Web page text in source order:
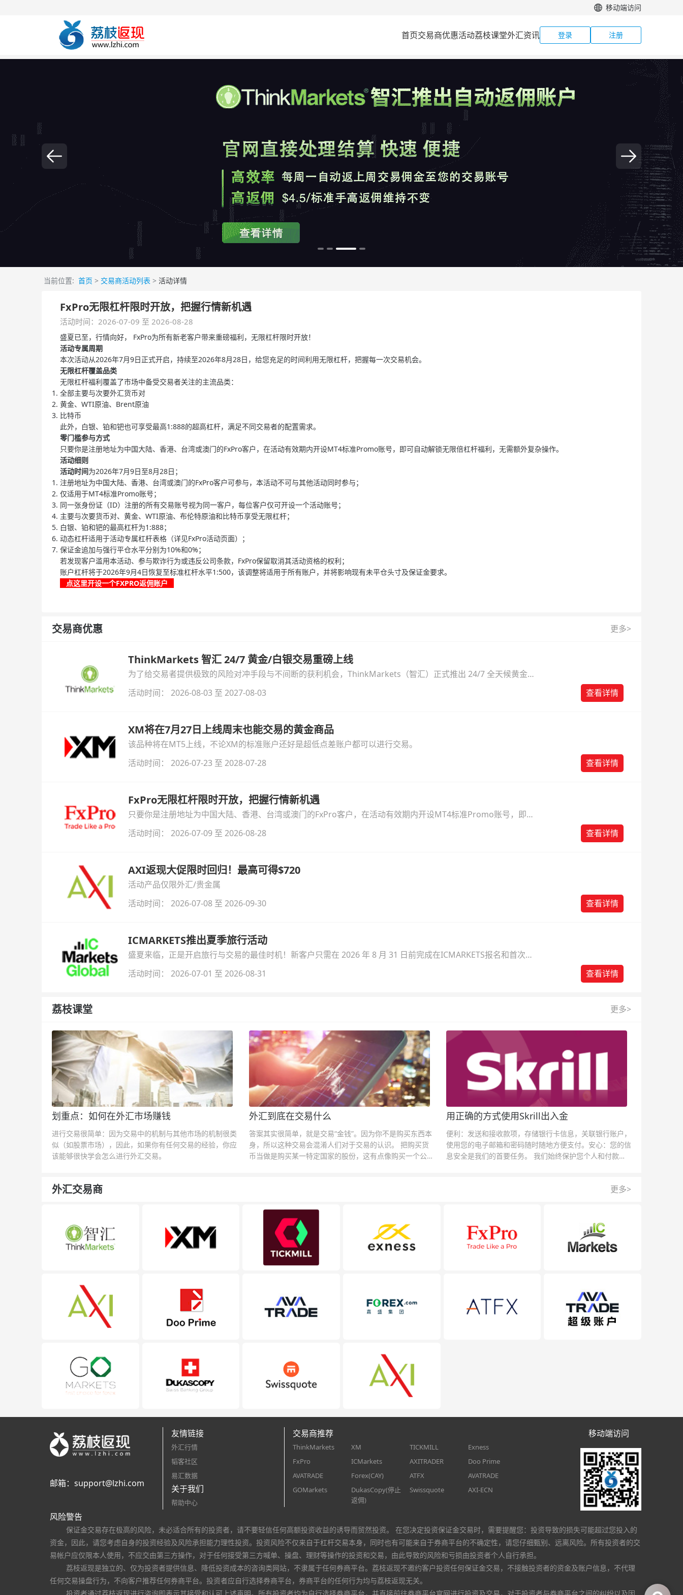
移动端访问
首页交易商优惠活动荔枝课堂外汇资讯 登录 注册
当前位置: 首页 > 交易商活动列表 > 活动详情
FxPro无限杠杆限时开放，把握行情新机遇
活动时间：2026-07-09 至 2026-08-28
盛夏已至，行情向好， FxPro为所有新老客户带来重磅福利，无限杠杆限时开放！
活动专属周期
本次活动从2026年7月9日正式开启，持续至2026年8月28日，给您充足的时间利用无限杠杆，把握每一次交易机会。
无限杠杆覆盖品类
无限杠杆福利覆盖了市场中备受交易者关注的主流品类：
全部主要与次要外汇货币对
黄金、WTI原油、Brent原油
比特币
此外，白银、铂和钯也可享受最高1:888的超高杠杆，满足不同交易者的配置需求。
零门槛参与方式
只要你是注册地址为中国大陆、香港、台湾或澳门的FxPro客户，在活动有效期内开设MT4标准Promo账号，即可自动解锁无限倍杠杆福利，无需额外复杂操作。
活动细则
活动时间为2026年7月9日至8月28日；
注册地址为中国大陆、香港、台湾或澳门的FxPro客户可参与，本活动不可与其他活动同时参与；
仅适用于MT4标准Promo账号；
同一张身份证（ID）注册的所有交易账号视为同一客户，每位客户仅可开设一个活动账号；
主要与次要货币对、黄金、WTI原油、布伦特原油和比特币享受无限杠杆；
白银、铂和钯的最高杠杆为1:888；
动态杠杆适用于活动专属杠杆表格（详见FxPro活动页面）；
保证金追加与强行平仓水平分别为10%和0%；
若发现客户滥用本活动、参与欺诈行为或违反公司条款，FxPro保留取消其活动资格的权利；
账户杠杆将于2026年9月4日恢复至标准杠杆水平1:500，该调整将适用于所有账户，并将影响现有未平仓头寸及保证金要求。
点这里开设一个FXPRO返佣账户
交易商优惠 更多>
ThinkMarkets 智汇 24/7 黄金/白银交易重磅上线
为了给交易者提供极致的风险对冲手段与不间断的获利机会，ThinkMarkets（智汇）正式推出 24/7 全天候黄金
与白银交易！本文将为您详细拆解本次升级的核心交易品种、杠杆配置、支持软件及交易细则。
活动时间： 2026-08-03 至 2027-08-03 查看详情
XM将在7月27日上线周末也能交易的黄金商品
该品种将在MT5上线，不论XM的标准账户还好是超低点差账户都可以进行交易。
活动时间： 2026-07-23 至 2028-07-28
查看详情
FxPro无限杠杆限时开放，把握行情新机遇
只要你是注册地址为中国大陆、香港、台湾或澳门的FxPro客户，在活动有效期内开设MT4标准Promo账号，即可
自动解锁无限倍杠杆福利，无需额外复杂操作。
活动时间： 2026-07-09 至 2026-08-28 查看详情
AXI返现大促限时回归！最高可得$720
活动产品仅限外汇/贵金属
活动时间： 2026-07-08 至 2026-09-30
查看详情
ICMARKETS推出夏季旅行活动
盛夏来临，正是开启旅行与交易的最佳时机！新客户只需在 2026 年 8 月 31 日前完成在ICMARKETS报名和首次入
金即可参与！
活动时间： 2026-07-01 至 2026-08-31 查看详情
荔枝课堂 更多>
划重点：如何在外汇市场赚钱
进行交易很简单：因为交易中的机制与其他市场的机制很类
似（如股票市场），因此，如果你有任何交易的经验，你应
该能够很快学会怎么进行外汇交易。
外汇到底在交易什么
答案其实很简单，就是交易“金钱”。因为你不是购买东西本
身，所以这种交易会混淆人们对于交易的认识。 把购买货
币当做是购买某一特定国家的股份，这有点像购买一个公司
用正确的方式使用Skrill出入金
便利：发送和接收款项，存储银行卡信息，关联银行账户，
使用您的电子邮箱和密码随时随地方便支付。安心：您的信
息安全是我们的首要任务。 我们始终保护您个人和付款信
外汇交易商 更多>
邮箱： support@lzhi.com
友情链接
外汇行情
韬客社区
易汇数据
关于我们
帮助中心
交易商推荐
ThinkMarkets XM TICKMILL
Exness
FxPro
ICMarkets AXITRADER
Doo Prime
AVATRADE
Forex(CAY) ATFX
AVATRADE
GOMarkets
DukasCopy(停止
返佣)
Swissquote AXI-ECN
移动端访问
风险警告
保证金交易存在极高的风险，未必适合所有的投资者，请不要轻信任何高额投资收益的诱导而贸然投资。 在您决定投资保证金交易时，需要提醒您：投资导致的损失可能超过您投入的
资金，因此，请您考虑自身的投资经验及风险承担能力理性投资。投资风险不仅来自于杠杆交易本身，同时也有可能来自于券商平台的不确定性，请您仔细甄别、远离风险。所有投资者的交
易帐户应仅限本人使用，不应交由第三方操作，对于任何接受第三方喊单、操盘、理财等操作的投资和交易，由此导致的风险和亏损由投资者个人自行承担。
荔枝返现是独立的、仅为投资者提供信息、降低投资成本的咨询类网站，不隶属于任何券商平台。荔枝返现不邀约客户投资任何保证金交易，不接触投资者的资金及账户信息，不代理
任何交易操盘行为，不向客户推荐任何券商平台。投资者应自行选择券商平台，券商平台的任何行为均与荔枝返现无关。